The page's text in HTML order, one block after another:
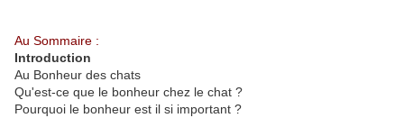
Au Sommaire :
Introduction
Au Bonheur des chats
Qu'est-ce que le bonheur chez le chat ?
Pourquoi le bonheur est il si important ?